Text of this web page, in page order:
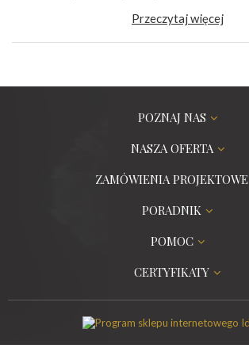
Przeczytaj więcej
POZNAJ NAS
NASZA OFERTA
ZAMÓWIENIA PROJEKTOWE
PORADNIK
POMOC
CERTYFIKATY